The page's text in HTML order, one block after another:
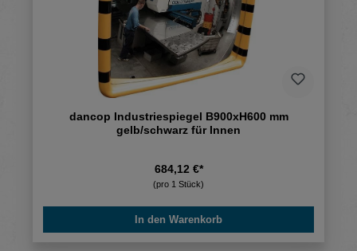
dancop Industriespiegel B900xH600 mm
gelb/schwarz für Innen
684,12 €*
(pro 1 Stück)
In den Warenkorb